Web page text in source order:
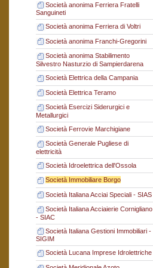
Società anonima Ferriera Fratelli
Sanguineti
Società anonima Ferriera di Voltri
Società anonima Franchi-Gregorini
Società anonima Stabilimento
Silvestro Nasturzio di Sampierdarena
Società Elettrica della Campania
Società Elettrica Teramo
Società Esercizi Siderurgici e
Metallurgici
Società Ferrovie Marchigiane
Società Generale Pugliese di
elettricità
Società Idroelettrica dell'Ossola
Società Immobiliare Borgo
Società Italiana Acciai Speciali - SIAS
Società Italiana Acciaierie Cornigliano
- SIAC
Società Italiana Gestioni Immobiliari -
SIGIM
Società Lucana Imprese Idrolettriche